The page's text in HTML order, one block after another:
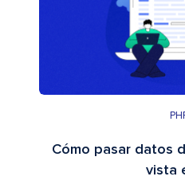
Cómo pasar datos
vista